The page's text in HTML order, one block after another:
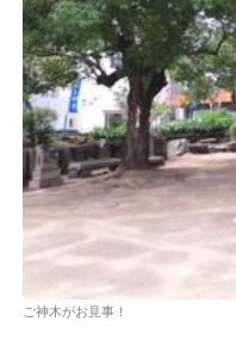
ご神木がお見事！